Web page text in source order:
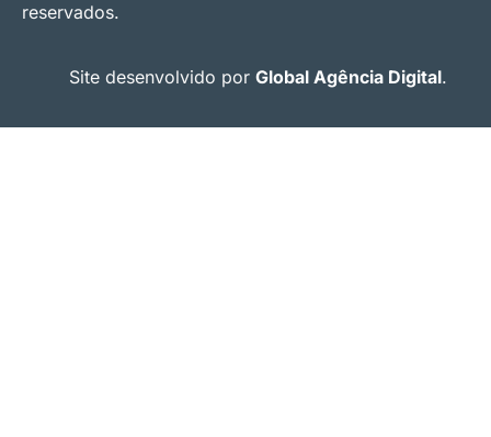
reservados.
Site desenvolvido por Global Agência Digital.